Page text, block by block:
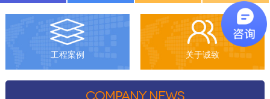
工程案例 关于诚致
COMPANY NEWS